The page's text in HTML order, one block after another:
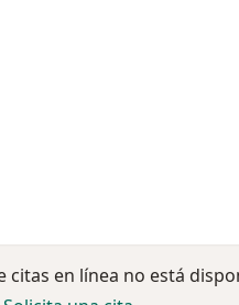
citas en línea no está